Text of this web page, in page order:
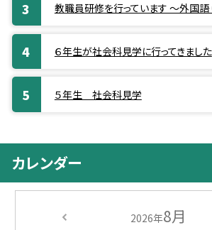
教職員研修を行っています ～外国語
６年生が社会科見学に行ってきました
５年生 社会科見学
カレンダー
2026年8月